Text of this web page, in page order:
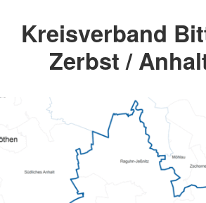
Kreisverband
Zerbst /